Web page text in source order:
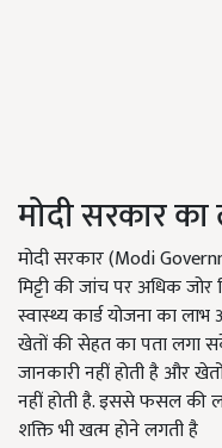
मोदी सरकार का
मोदी सरकार (Modi
मिट्टी की जांच पर अधिक
स्वास्थ्य कार्ड योजना का
खेतों की सेहत का पता लगा
जानकारी नहीं होती है और
नहीं होती है. इससे फसल की
शक्ति भी खत्म होने लगती है